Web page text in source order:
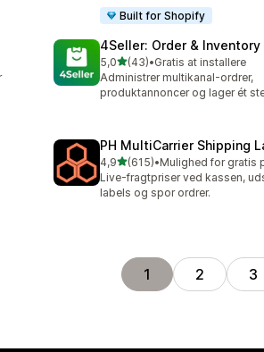
Built for Shopify
4Seller: Order & Inventory
5,0ud af 5 stjerner
(43)
43 anmeldelser i alt
•Gratis at installere
Administrer multikanal-ordrer,
produktannoncer og lager ét
PH MultiCarrier Shipping
4,9ud af 5 stjerner
(615)
615 anmeldelser i alt
•
Live-fragtpriser ved kassen,
labels og spor ordrer.
1 2 3